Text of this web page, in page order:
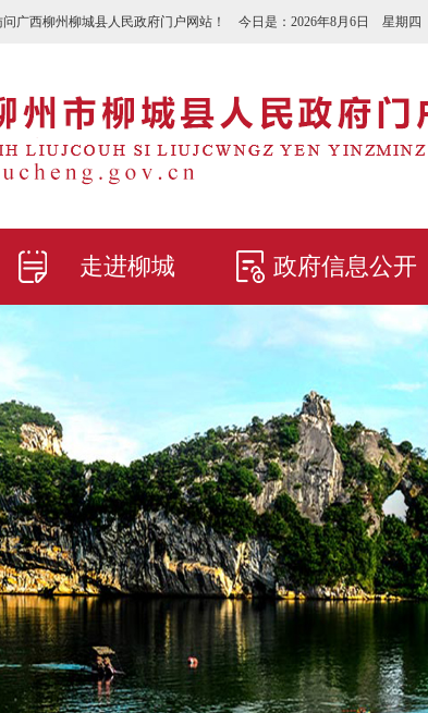
问广西柳州柳城县人民政府门户网站！ 今日是： 2026年8月6日 星期四
走进柳城 政府信息公开